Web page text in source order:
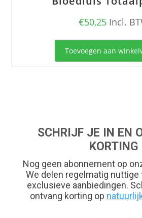
€50,25 Incl.
Toevoegen aan